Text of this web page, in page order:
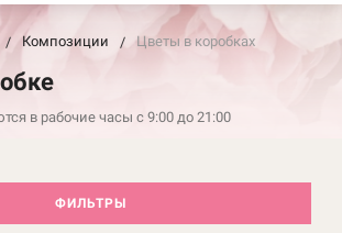
Композиции Цветы в коробках
в рабочие часы с 9:00 до 21:00
ФИЛЬТРЫ